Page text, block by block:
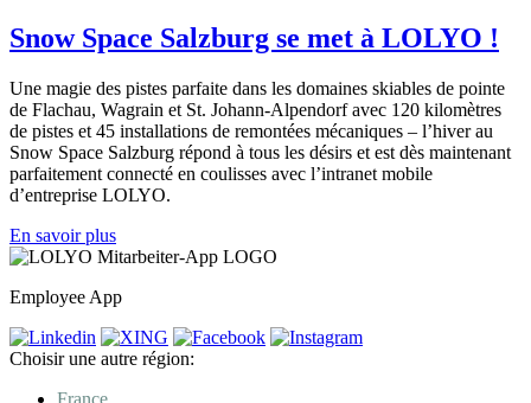
Snow Space Salzburg se met à LOLYO !
Une magie des pistes parfaite dans les domaines skiables de pointe
de Flachau, Wagrain et St. Johann-Alpendorf avec 120 kilomètres
de pistes et 45 installations de remontées mécaniques – l’hiver au
Snow Space Salzburg répond à tous les désirs et est dès maintenant
parfaitement connecté en coulisses avec l’intranet mobile
d’entreprise LOLYO.
En savoir plus
Employee App
Choisir une autre région: